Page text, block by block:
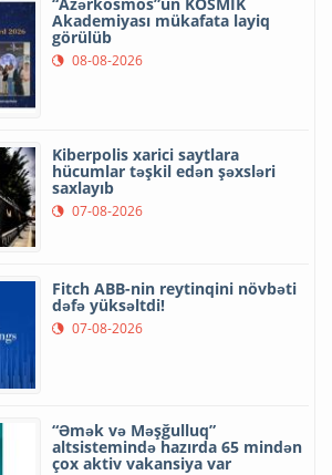
Akademiyası mükafata layiq
görülüb
08-08-2026
Kiberpolis xarici saytlara
hücumlar təşkil edən şəxsləri
saxlayıb
07-08-2026
Fitch ABB-nin reytinqini növbəti
dəfə yüksəltdi!
07-08-2026
“Əmək və Məşğulluq”
altsistemində hazırda 65 mindən
çox aktiv vakansiya var